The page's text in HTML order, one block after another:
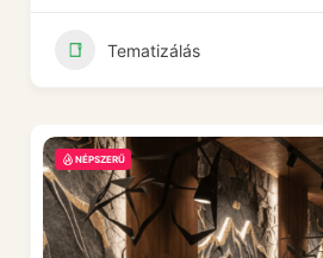
Tematizálás
NÉPSZERŰ